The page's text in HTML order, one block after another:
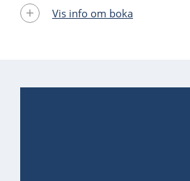
Vis info om boka